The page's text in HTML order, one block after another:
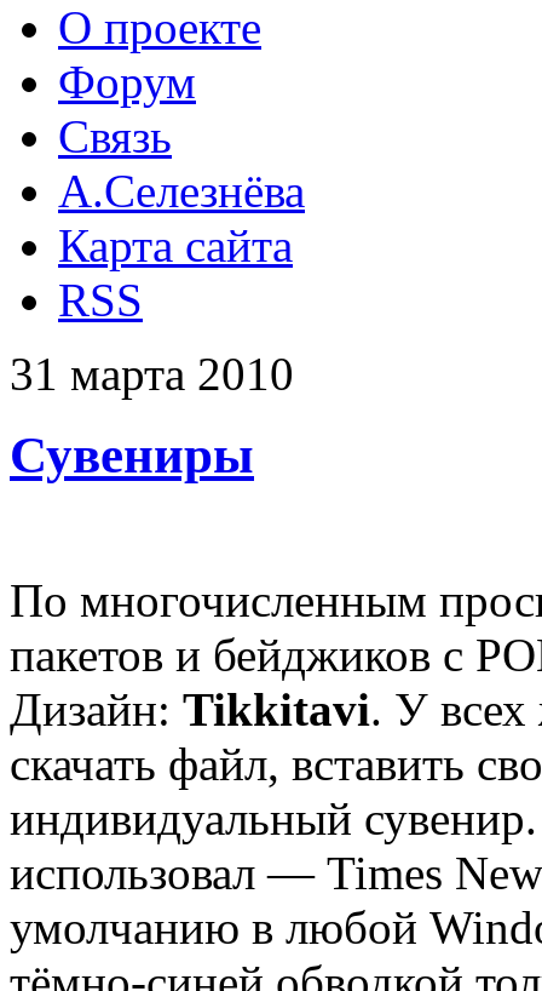
О проекте
Форум
Связь
А.Селезнёва
Карта сайта
RSS
31 марта 2010
Сувениры
По многочисленным
пакетов и бейджиков с
Дизайн: Tikkitavi. У
скачать файл, вставить
индивидуальный
использовал — Times
умолчанию в любой